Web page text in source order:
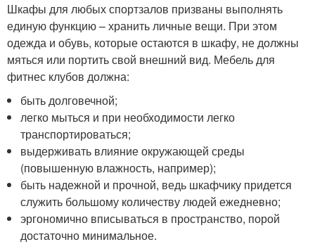
Шкафы для любых спортзалов призваны выполнять
единую функцию – хранить личные вещи. При этом
одежда и обувь, которые остаются в шкафу, не должны
мяться или портить свой внешний вид. Мебель для
фитнес клубов должна:
быть долговечной;
легко мыться и при необходимости легко
транспортироваться;
выдерживать влияние окружающей среды
(повышенную влажность, например);
быть надежной и прочной, ведь шкафчику придется
служить большому количеству людей ежедневно;
эргономично вписываться в пространство, порой
достаточно минимальное.